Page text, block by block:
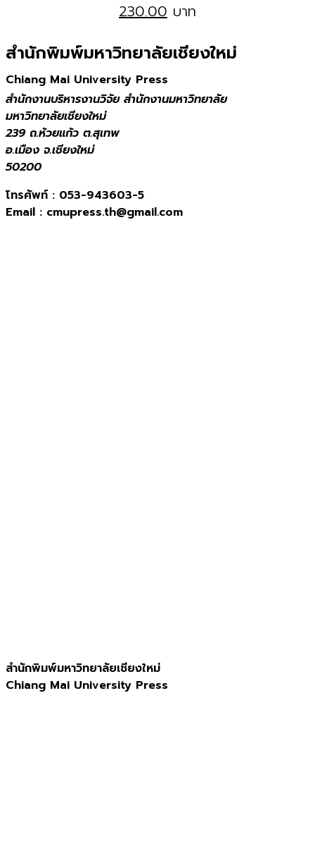
230.00 บาท
สำนักพิมพ์มหาวิทยาลัยเชียงใหม่
Chiang Mai University Press
สำนักงานบริหารงานวิจัย สำนักงานมหาวิทยาลัย
มหาวิทยาลัยเชียงใหม่
239 ถ.ห้วยแก้ว ต.สุเทพ
อ.เมือง จ.เชียงใหม่
50200
โทรศัพท์ : 053-943603-5
Email : cmupress.th@gmail.com
สำนักพิมพ์มหาวิทยาลัยเชียงใหม่
Chiang Mai University Press